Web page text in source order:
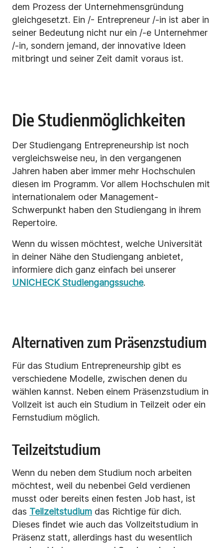
dem Prozess der Unternehmensgründung
gleichgesetzt. Ein /- Entrepreneur /-in ist aber in
seiner Bedeutung nicht nur ein /-e Unternehmer
/-in, sondern jemand, der innovative Ideen
mitbringt und seiner Zeit damit voraus ist.
Die Studienmöglichkeiten
Der Studiengang Entrepreneurship ist noch
vergleichsweise neu, in den vergangenen
Jahren haben aber immer mehr Hochschulen
diesen im Programm. Vor allem Hochschulen mit
internationalem oder Management-
Schwerpunkt haben den Studiengang in ihrem
Repertoire.
Wenn du wissen möchtest, welche Universität
in deiner Nähe den Studiengang anbietet,
informiere dich ganz einfach bei unserer
UNICHECK Studiengangssuche.
Alternativen zum Präsenzstudium
Für das Studium Entrepreneurship gibt es
verschiedene Modelle, zwischen denen du
wählen kannst. Neben einem Präsenzstudium in
Vollzeit ist auch ein Studium in Teilzeit oder ein
Fernstudium möglich.
Teilzeitstudium
Wenn du neben dem Studium noch arbeiten
möchtest, weil du nebenbei Geld verdienen
musst oder bereits einen festen Job hast, ist
das Teilzeitstudium das Richtige für dich.
Dieses findet wie auch das Vollzeitstudium in
Präsenz statt, allerdings hast du wesentlich